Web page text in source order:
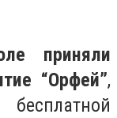
приняли
“Орфей”,